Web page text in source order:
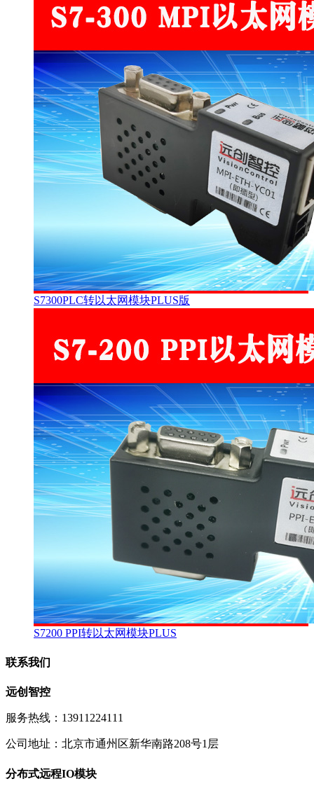
S7300PLC转以太网模块PLUS版
S7200 PPI转以太网模块PLUS
联系我们
远创智控
服务热线：13911224111
公司地址：北京市通州区新华南路208号1层
分布式远程IO模块